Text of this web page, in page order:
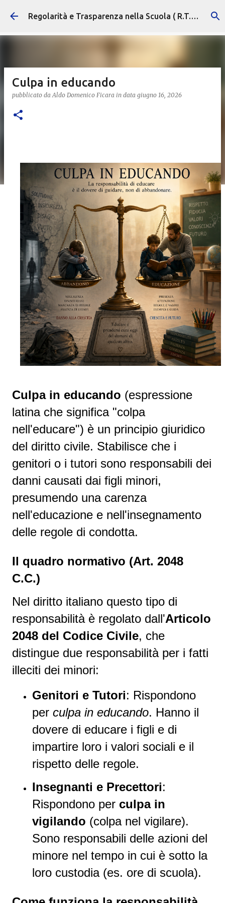
Passa ai contenuti principali Regolarità e Trasparenza nella Scuola ( R.T.S. )
Culpa in educando
pubblicato daAldo Domenico Ficara in data giugno 16, 2026
Culpa in educando (espressione
latina che significa "colpa
nell'educare") è un principio giuridico
del diritto civile. Stabilisce che i
genitori o i tutori sono responsabili dei
danni causati dai figli minori,
presumendo una carenza
nell'educazione e nell'insegnamento
delle regole di condotta.
Il quadro normativo (Art. 2048
C.C.)
Nel diritto italiano questo tipo di
responsabilità è regolato dall'Articolo
2048 del Codice Civile, che
distingue due responsabilità per i fatti
illeciti dei minori:
Genitori e Tutori: Rispondono
per culpa in educando. Hanno il
dovere di educare i figli e di
impartire loro i valori sociali e il
rispetto delle regole.
Insegnanti e Precettori:
Rispondono per culpa in
vigilando (colpa nel vigilare).
Sono responsabili delle azioni del
minore nel tempo in cui è sotto la
loro custodia (es. ore di scuola).